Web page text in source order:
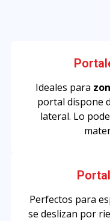
Ideales para
portal dispone
lateral. Lo
Perfectos para
se deslizan por